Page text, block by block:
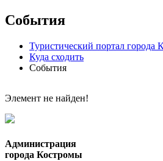
События
Туристический портал города
Куда сходить
События
Элемент не найден!
Администрация
города Костромы